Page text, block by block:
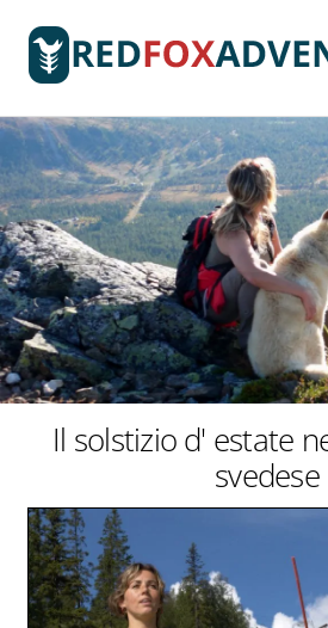
content
Il solstizio d' estate
svedese